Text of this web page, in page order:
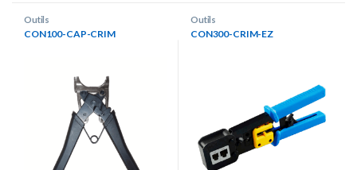
Outils
CON100-CAP-CRIM
Outils
CON300-CRIM-EZ